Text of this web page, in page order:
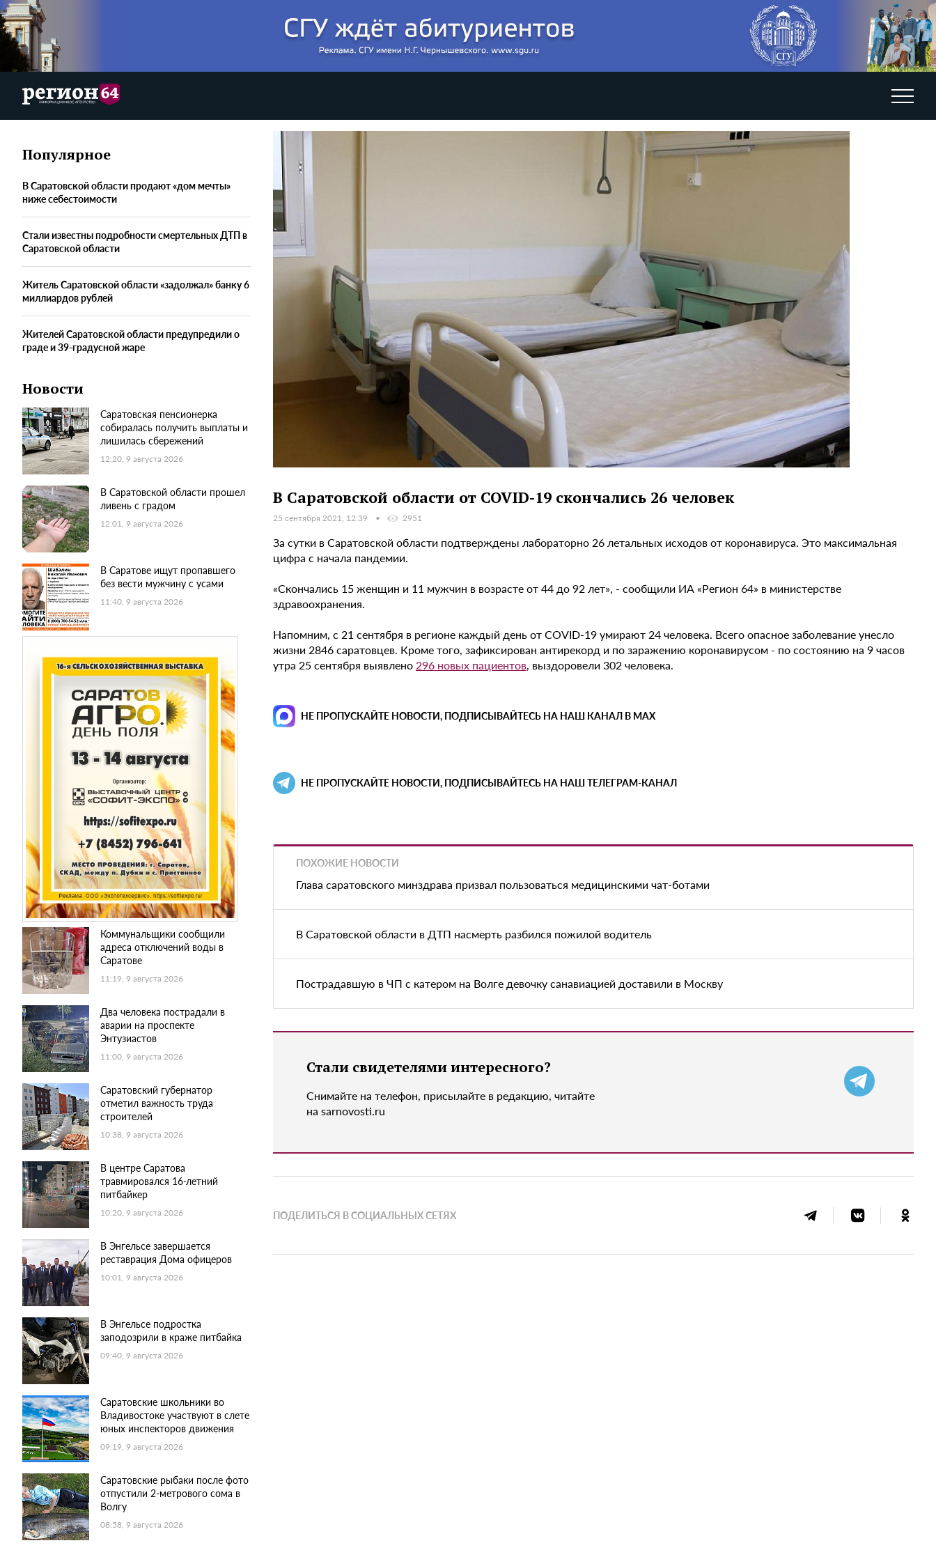
Популярное
В Саратовской области продают «дом мечты»
ниже себестоимости
Стали известны подробности смертельных ДТП в
Саратовской области
Житель Саратовской области «задолжал» банку 6
миллиардов рублей
Жителей Саратовской области предупредили о
граде и 39-градусной жаре
Новости
Саратовская пенсионерка
собиралась получить выплаты и
лишилась сбережений
12:20, 9 августа 2026
В Саратовской области прошел
ливень с градом
12:01, 9 августа 2026
В Саратове ищут пропавшего
без вести мужчину с усами
11:40, 9 августа 2026
Коммунальщики сообщили
адреса отключений воды в
Саратове
11:19, 9 августа 2026
Два человека пострадали в
аварии на проспекте
Энтузиастов
11:00, 9 августа 2026
Саратовский губернатор
отметил важность труда
строителей
10:38, 9 августа 2026
В центре Саратова
травмировался 16-летний
питбайкер
10:20, 9 августа 2026
В Энгельсе завершается
реставрация Дома офицеров
10:01, 9 августа 2026
В Энгельсе подростка
заподозрили в краже питбайка
09:40, 9 августа 2026
Саратовские школьники во
Владивостоке участвуют в слете
юных инспекторов движения
09:19, 9 августа 2026
Саратовские рыбаки после фото
отпустили 2-метрового сома в
Волгу
08:58, 9 августа 2026
В Саратовской области от COVID-19 скончались 26 человек
25 сентября 2021, 12:39 2951
За сутки в Саратовской области подтверждены лабораторно 26 летальных исходов от коронавируса. Это максимальная
цифра с начала пандемии.
«Скончались 15 женщин и 11 мужчин в возрасте от 44 до 92 лет», - сообщили ИА «Регион 64» в министерстве
здравоохранения.
Напомним, с 21 сентября в регионе каждый день от COVID-19 умирают 24 человека. Всего опасное заболевание унесло
жизни 2846 саратовцев. Кроме того, зафиксирован антирекорд и по заражению коронавирусом - по состоянию на 9 часов
утра 25 сентября выявлено296 новых пациентов, выздоровели 302 человека.
НЕ ПРОПУСКАЙТЕ НОВОСТИ, ПОДПИСЫВАЙТЕСЬ НА НАШ КАНАЛ В MAX
НЕ ПРОПУСКАЙТЕ НОВОСТИ, ПОДПИСЫВАЙТЕСЬ НА НАШ ТЕЛЕГРАМ-КАНАЛ
ПОХОЖИЕ НОВОСТИ
Глава саратовского минздрава призвал пользоваться медицинскими чат-ботами
В Саратовской области в ДТП насмерть разбился пожилой водитель
Пострадавшую в ЧП с катером на Волге девочку санавиацией доставили в Москву
Стали свидетелями интересного?
Снимайте на телефон, присылайте в редакцию, читайте
на sarnovosti.ru
ПОДЕЛИТЬСЯ В СОЦИАЛЬНЫХ СЕТЯХ